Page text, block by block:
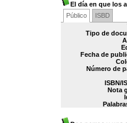
El día en que los
Público
ISBD
Tipo de
Fecha de
Número de
ISBN/
Nota